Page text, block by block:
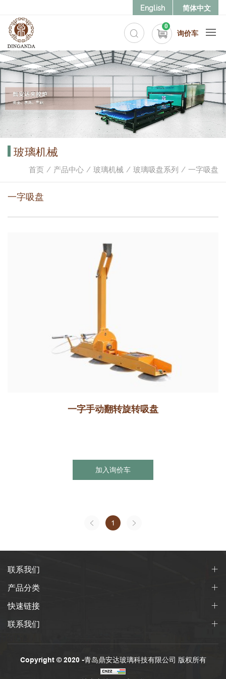
English 简体中文
0
询价车
玻璃机械
首页 产品中心 玻璃机械 玻璃吸盘系列 一字吸盘
一字吸盘
一字手动翻转旋转吸盘
加入询价车
1
联系我们
产品分类
快速链接
联系我们
Copyright © 2020 -青岛鼎安达玻璃科技有限公司 版权所有